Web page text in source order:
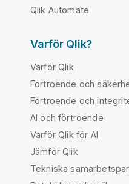
Qlik Automate
Varför Qlik?
Varför Qlik
Förtroende och
Förtroende och
AI och förtroende
Varför Qlik för AI
Jämför Qlik
Tekniska